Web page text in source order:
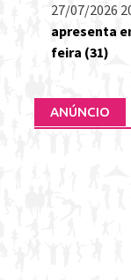
27/07/2026
apresenta
feira (31)
ANÚNCIO